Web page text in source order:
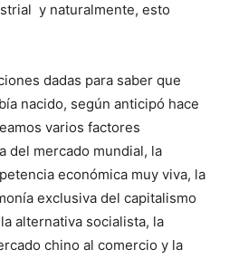
y naturalmente, esto
dadas para saber que
nacido, según anticipó hace
varios factores
del mercado mundial, la
económica muy viva, la
exclusiva del capitalismo
alternativa socialista, la
chino al comercio y la